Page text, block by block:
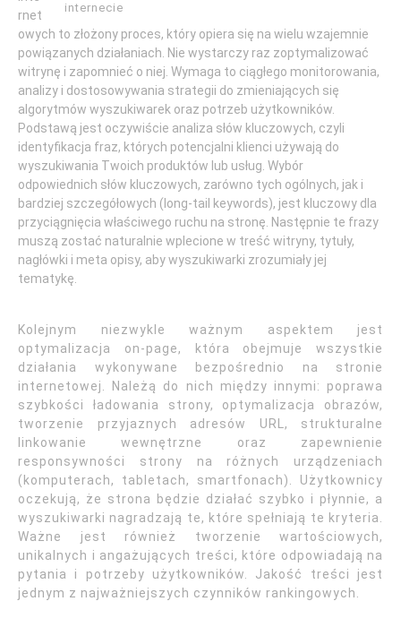
internecie
rnet
owych to złożony proces, który opiera się na wielu wzajemnie
powiązanych działaniach. Nie wystarczy raz zoptymalizować
witrynę i zapomnieć o niej. Wymaga to ciągłego monitorowania,
analizy i dostosowywania strategii do zmieniających się
algorytmów wyszukiwarek oraz potrzeb użytkowników.
Podstawą jest oczywiście analiza słów kluczowych, czyli
identyfikacja fraz, których potencjalni klienci używają do
wyszukiwania Twoich produktów lub usług. Wybór
odpowiednich słów kluczowych, zarówno tych ogólnych, jak i
bardziej szczegółowych (long-tail keywords), jest kluczowy dla
przyciągnięcia właściwego ruchu na stronę. Następnie te frazy
muszą zostać naturalnie wplecione w treść witryny, tytuły,
nagłówki i meta opisy, aby wyszukiwarki zrozumiały jej
tematykę.
Kolejnym niezwykle ważnym aspektem jest
optymalizacja on-page, która obejmuje wszystkie
działania wykonywane bezpośrednio na stronie
internetowej. Należą do nich między innymi: poprawa
szybkości ładowania strony, optymalizacja obrazów,
tworzenie przyjaznych adresów URL, strukturalne
linkowanie wewnętrzne oraz zapewnienie
responsywności strony na różnych urządzeniach
(komputerach, tabletach, smartfonach). Użytkownicy
oczekują, że strona będzie działać szybko i płynnie, a
wyszukiwarki nagradzają te, które spełniają te kryteria.
Ważne jest również tworzenie wartościowych,
unikalnych i angażujących treści, które odpowiadają na
pytania i potrzeby użytkowników. Jakość treści jest
jednym z najważniejszych czynników rankingowych.